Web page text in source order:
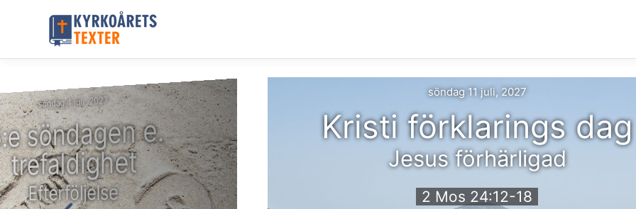
söndag 4 juli, 2027
söndagen e.
trefaldighet
Efterföljelse
söndag 11 juli, 2027
Kristi förklarings dag
Jesus förhärligad
2 Mos 24:12-18